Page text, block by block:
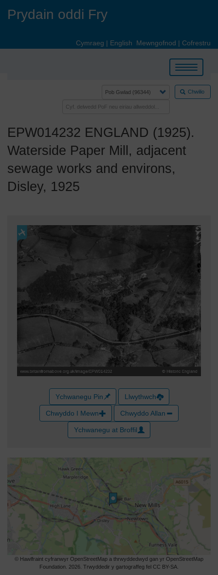
Prydain oddi Fry
Cymraeg | English Mewngofnod | Cofrestru
Toggle
navigation
Chwilio
EPW014232 ENGLAND (1925).
Waterside Paper Mill, adjacent
sewage works and environs,
Disley, 1925
Ychwanegu Pin Llwythwch
Chwyddo I Mewn Chwyddo Allan
Ychwanegu at Broffil
© Hawlfraint cyfranwyr OpenStreetMap a thrwyddedwyd gan yr OpenStreetMap
Foundation. 2026. Trwyddedir y gartograffeg fel CC BY-SA.